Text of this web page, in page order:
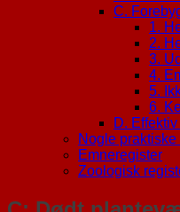
C.
1.
2.
3.
4.
5.
6.
D.
Nogle
Emneregister
Zoologisk